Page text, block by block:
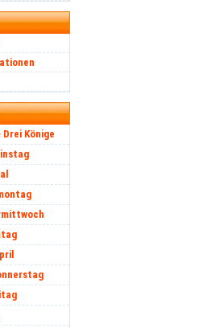
Könige